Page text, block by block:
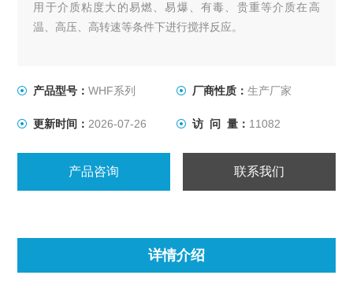
用于介质粘度大的易燃、易爆、有毒、贵重等介质在高
温、高压、高转速等条件下进行搅拌反应。
产品型号：WHF系列 厂商性质： 生产厂家
更新时间： 2026-07-26 访 问 量： 11082
产品咨询 联系我们
详情介绍